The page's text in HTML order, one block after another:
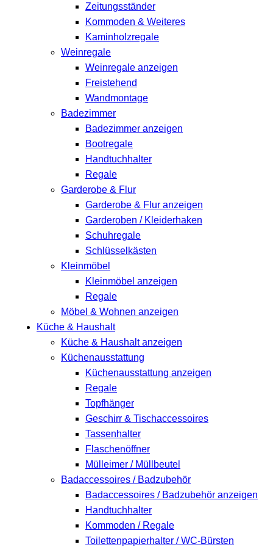
Zeitungsständer
Kommoden & Weiteres
Kaminholzregale
Weinregale
Weinregale anzeigen
Freistehend
Wandmontage
Badezimmer
Badezimmer anzeigen
Bootregale
Handtuchhalter
Regale
Garderobe & Flur
Garderobe & Flur anzeigen
Garderoben / Kleiderhaken
Schuhregale
Schlüsselkästen
Kleinmöbel
Kleinmöbel anzeigen
Regale
Möbel & Wohnen anzeigen
Küche & Haushalt
Küche & Haushalt anzeigen
Küchenausstattung
Küchenausstattung anzeigen
Regale
Topfhänger
Geschirr & Tischaccessoires
Tassenhalter
Flaschenöffner
Mülleimer / Müllbeutel
Badaccessoires / Badzubehör
Badaccessoires / Badzubehör anzeigen
Handtuchhalter
Kommoden / Regale
Toilettenpapierhalter / WC-Bürsten